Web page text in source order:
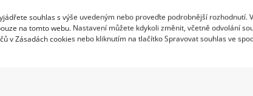
souhlas s výše uvedeným nebo proveďte podrobnější rozhodnutí.
na tomto webu. Nastavení můžete kdykoli změnit, včetně odvolání
v Zásadách cookies nebo kliknutím na tlačítko Spravovat souhlas ve